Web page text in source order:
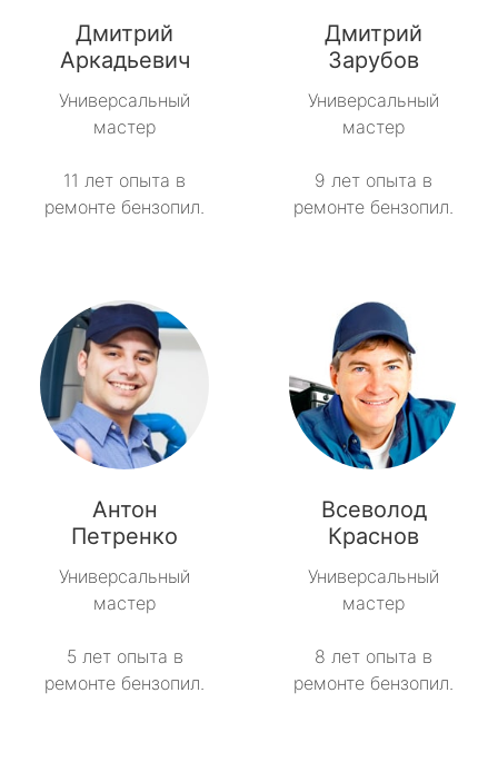
Дмитрий
Аркадьевич
Универсальный
мастер
11 лет опыта в
ремонте бензопил.
Дмитрий
Зарубов
Универсальный
мастер
9 лет опыта в
ремонте бензопил.
Антон
Петренко
Универсальный
мастер
5 лет опыта в
ремонте бензопил.
Всеволод
Краснов
Универсальный
мастер
8 лет опыта в
ремонте бензопил.